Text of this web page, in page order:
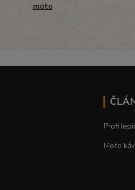
moto
Profi
Moto